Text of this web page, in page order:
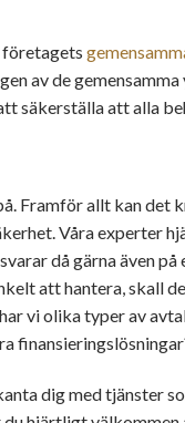
företagets
av de gemensamma
säkerställa att alla
Framför allt kan det
Våra experter
då gärna även på
att hantera, skall
vi olika typer av
dig med tjänster